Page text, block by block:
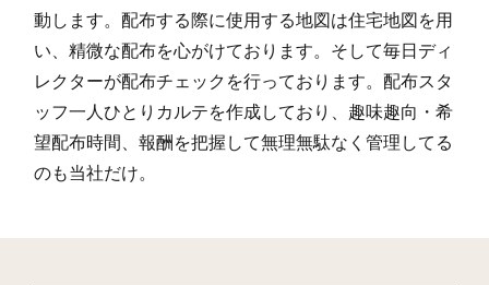
羽曳が丘西(1) 19 352 8
羽曳が丘西(2) 13 191 5
羽曳が丘西(3) 13 260 10
羽曳が丘西(4) 3 201 2
羽曳が丘西(6) 9 210 2
動します。配布する際に使用する地図は住宅地図を用
い、精微な配布を心がけております。そして毎日ディ
レクターが配布チェックを行っております。配布スタ
ッフ一人ひとりカルテを作成しており、趣味趣向・希
望配布時間、報酬を把握して無理無駄なく管理してる
のも当社だけ。